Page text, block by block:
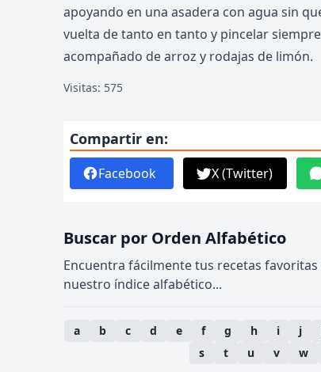
apoyando en una asadera con agua sin
vuelta de tanto en tanto y pincelar
acompañado de arroz y rodajas de limón.
Visitas: 575
Compartir en:
Facebook X (Twitter)
Buscar por Orden Alfabético
Encuentra fácilmente tus recetas
nuestro índice alfabético...
a b c d e f g h i j
s
t u v w